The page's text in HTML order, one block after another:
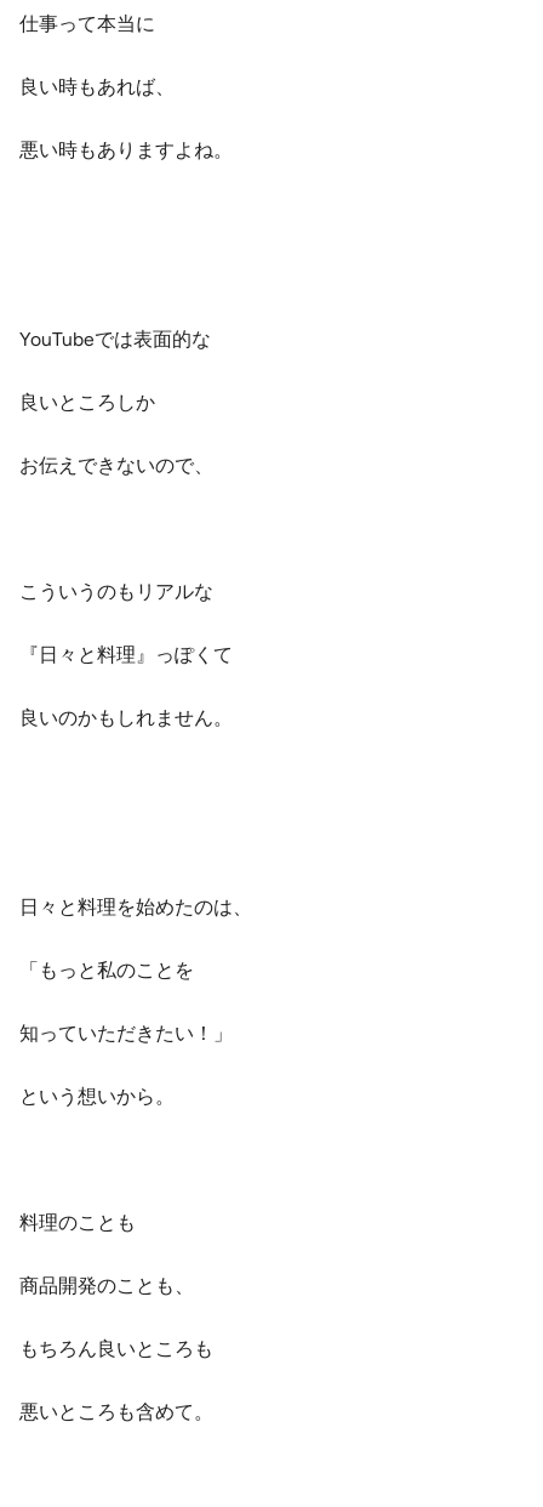
仕事って本当に
良い時もあれば、
悪い時もありますよね。
YouTubeでは表面的な
良いところしか
お伝えできないので、
こういうのもリアルな
『日々と料理』っぽくて
良いのかもしれません。
日々と料理を始めたのは、
「もっと私のことを
知っていただきたい！」
という想いから。
料理のことも
商品開発のことも、
もちろん良いところも
悪いところも含めて。